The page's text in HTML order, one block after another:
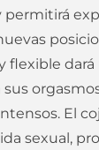
permitirá
flexible dará
El
sexual,